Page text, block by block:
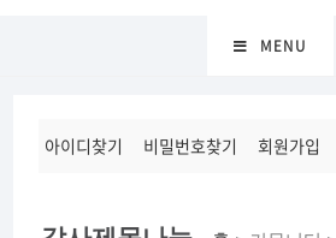
MENU
아이디찾기 비밀번호찾기 회원가입